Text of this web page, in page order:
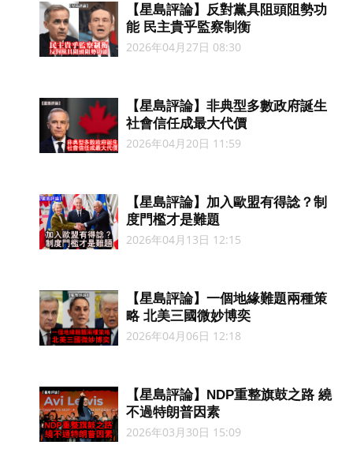
【星島評論】反對黨具阻頭阻勢功
能 民主貴乎監察制衡
2026年04月27日 08:30
【星島評論】非典型多數政府誕生
社會信任成最大代價
2026年04月20日 11:59
【星島評論】加入歐盟有得諗？制
度門檻才是難題
2026年04月13日 12:15
【星島評論】一個地緣難題兩種策
略 北美三國微妙博奕
2026年04月06日 12:18
【星島評論】NDP重整旗鼓之路 繞
不過特朗普因素
2026年03月30日 15:09